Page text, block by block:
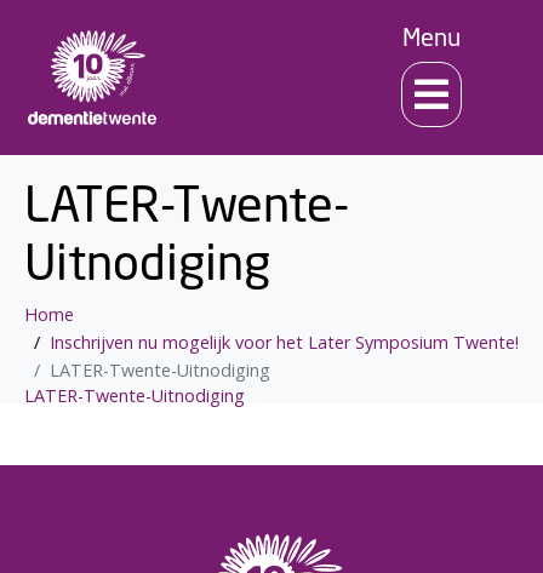
Menu
LATER-Twente-
Uitnodiging
Home
Inschrijven nu mogelijk voor het Later Symposium Twente!
LATER-Twente-Uitnodiging
LATER-Twente-Uitnodiging